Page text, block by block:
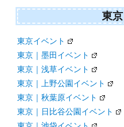
東京
東京イベント
東京｜墨田イベント
東京｜浅草イベント
東京｜上野公園イベント
東京｜秋葉原イベント
東京｜日比谷公園イベント